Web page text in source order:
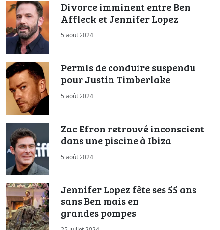
Divorce imminent entre Ben
Affleck et Jennifer Lopez
5 août 2024
Permis de conduire suspendu
pour Justin Timberlake
5 août 2024
Zac Efron retrouvé inconscient
dans une piscine à Ibiza
5 août 2024
Jennifer Lopez fête ses 55 ans
sans Ben mais en
grandes pompes